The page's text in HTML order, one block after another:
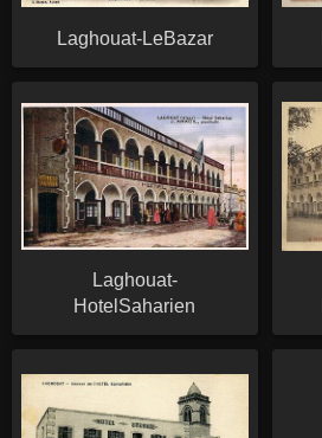
Laghouat-LeBazar
Laghouat-
HotelSaharien